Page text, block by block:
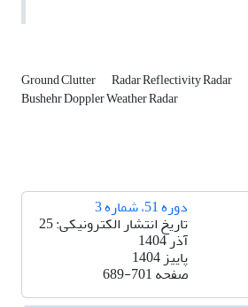
Ground Clutter Radar Reflectivity Radar
Bushehr Doppler Weather Radar
دوره 51، شماره 3
تاریخ انتشار الکترونیکی: 25
آذر 1404
پاییز 1404
صفحه689-701